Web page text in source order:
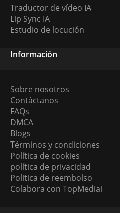
Traductor de vídeo IA
Lip Sync IA
Estudio de locución
Información
Sobre nosotros
Contáctanos
FAQs
DMCA
Blogs
Términos y condiciones
Política de cookies
política de privacidad
Politica de reembolso
Colabora con TopMediai